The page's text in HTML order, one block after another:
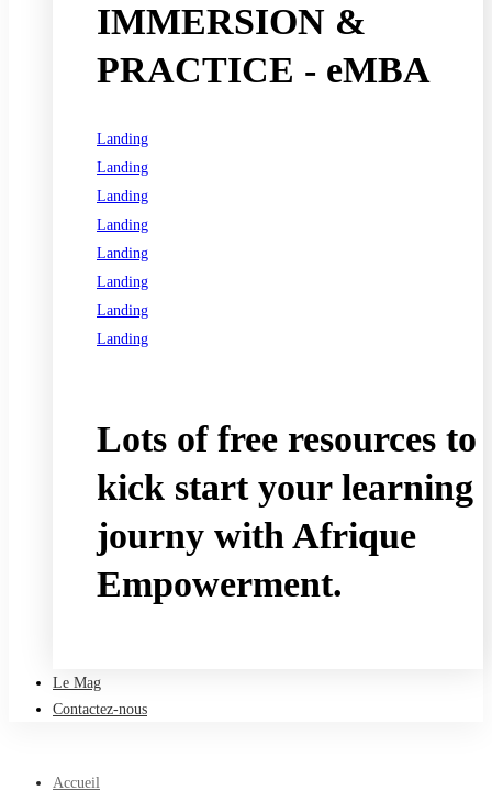
IMMERSION &
PRACTICE - eMBA
Landing
Landing
Landing
Landing
Landing
Landing
Landing
Landing
Lots of free resources to
kick start your learning
journy with Afrique
Empowerment.
Le Mag
Contactez-nous
Accueil